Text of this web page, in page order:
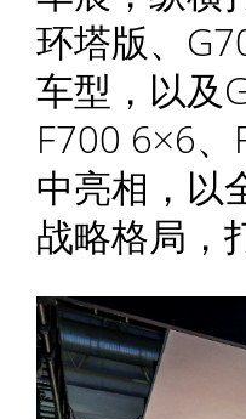
环塔版、
车型，以及
F700 6×6
中亮相，以
战略格局，